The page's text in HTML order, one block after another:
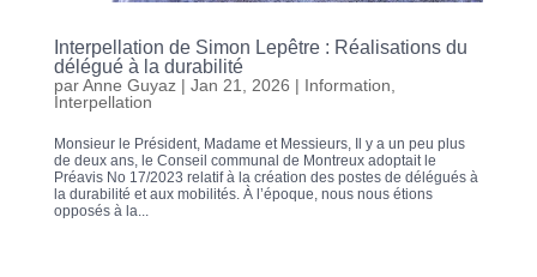
Interpellation de Simon Lepêtre : Réalisations du
délégué à la durabilité
parAnne Guyaz| Jan 21, 2026 | Information
Interpellation
Monsieur le Président, Madame et Messieurs, Il y a un peu plus
de deux ans, le Conseil communal de Montreux adoptait le
Préavis No 17/2023 relatif à la création des postes de délégués à
la durabilité et aux mobilités. À l’époque, nous nous étions
opposés à la...